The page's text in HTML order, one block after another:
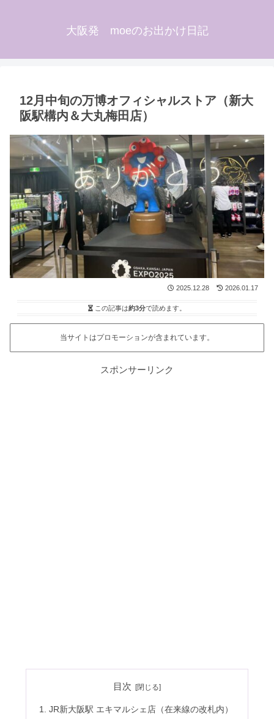
大阪発 moeのお出かけ日記
12月中旬の万博オフィシャルストア（新大
阪駅構内＆大丸梅田店）
2025.12.28 2026.01.17
この記事は約3分で読めます。
当サイトはプロモーションが含まれています。
スポンサーリンク
目次
JR新大阪駅 エキマルシェ店（在来線の改札内）